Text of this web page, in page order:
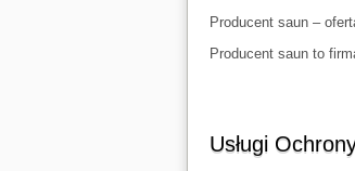
Producent saun –
Producent saun to
Usługi